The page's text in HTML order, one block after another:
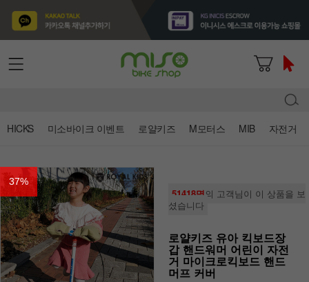
HICKS 미소바이크 이벤트 로얄키즈 M모터스 MIB 자전거
37%
51418명의 고객님이 이 상품을 보
셨습니다
로얄키즈 유아 킥보드장
갑 핸드워머 어린이 자전
거 마이크로킥보드 핸드
머프 커버